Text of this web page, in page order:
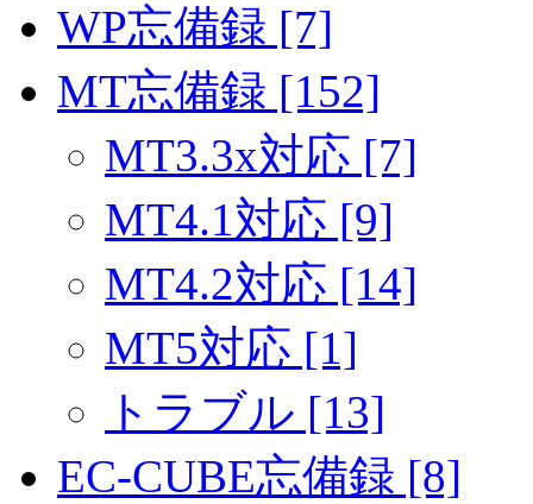
WP忘備録 [7]
MT忘備録 [152]
MT3.3x対応 [7]
MT4.1対応 [9]
MT4.2対応 [14]
MT5対応 [1]
トラブル [13]
EC-CUBE忘備録 [8]